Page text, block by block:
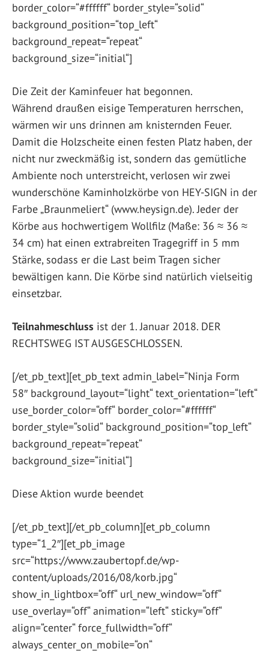
border_color=“#ffffff“ border_style=“solid“
background_position=“top_left“
background_repeat=“repeat“
background_size=“initial“]
Die Zeit der Kaminfeuer hat begonnen.
Während draußen eisige Temperaturen herrschen,
wärmen wir uns drinnen am knisternden Feuer.
Damit die Holzscheite einen festen Platz haben, der
nicht nur zweckmäßig ist, sondern das gemütliche
Ambiente noch unterstreicht, verlosen wir zwei
wunderschöne Kaminholzkörbe von HEY-SIGN in der
Farbe „Braunmeliert“ (www.heysign.de). Jeder der
Körbe aus hochwertigem Wollfilz (Maße: 36 ≈ 36 ≈
34 cm) hat einen extrabreiten Tragegriff in 5 mm
Stärke, sodass er die Last beim Tragen sicher
bewältigen kann. Die Körbe sind natürlich vielseitig
einsetzbar.
Teilnahmeschluss ist der 1. Januar 2018. DER
RECHTSWEG IST AUSGESCHLOSSEN.
[/et_pb_text][et_pb_text admin_label=“Ninja Form
58″ background_layout=“light“ text_orientation=“left“
use_border_color=“off“ border_color=“#ffffff“
border_style=“solid“ background_position=“top_left“
background_repeat=“repeat“
background_size=“initial“]
Diese Aktion wurde beendet
[/et_pb_text][/et_pb_column][et_pb_column
type=“1_2″][et_pb_image
src=“https://www.zaubertopf.de/wp-
content/uploads/2016/08/korb.jpg“
show_in_lightbox=“off“ url_new_window=“off“
use_overlay=“off“ animation=“left“ sticky=“off“
align=“center“ force_fullwidth=“off“
always_center_on_mobile=“on“